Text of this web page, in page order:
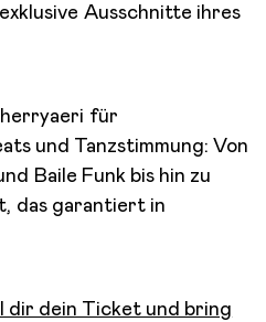
Ausschnitte ihres
für
und Tanzstimmung: Von
Baile Funk bis hin zu
das garantiert in
dir dein Ticket und bring